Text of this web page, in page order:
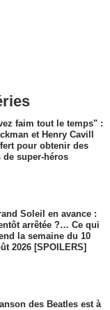
faim tout le temps" :
et Henry Cavill
pour obtenir des
de super-héros
Soleil en avance :
arrêtée ?… Ce qui
la semaine du 10
2026 [SPOILERS]
des Beatles est à